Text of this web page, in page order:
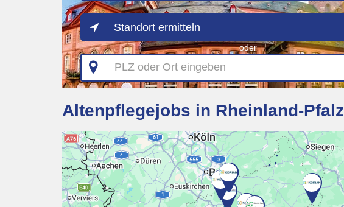
Standort ermitteln
oder
PLZ
oder
Ort
Altenpflegejobs in Rheinland-Pfalz